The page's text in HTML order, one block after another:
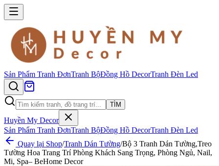
Sản Phẩm Tranh ĐơnTranh BộĐồng Hồ DecorTranh Đèn Led
TÌM
Huyền My Decor
Sản Phẩm Tranh ĐơnTranh BộĐồng Hồ DecorTranh Đèn Led
Quay lại Shop/Tranh Dán Tường/Bộ 3 Tranh Dán Tường,Treo
Tường Hoa Trang Trí Phòng Khách Sang Trọng, Phòng Ngủ, Nail,
Mi, Spa– BeHome Decor